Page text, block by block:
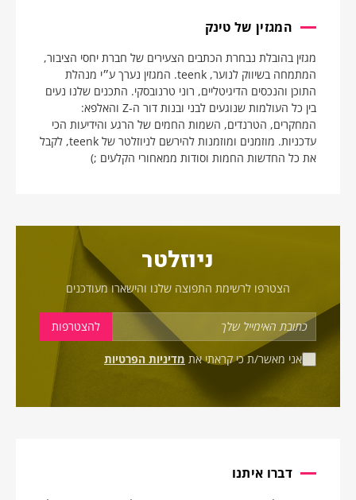
המגזין של טינק
מגזין בהובלת נבחרת הכתבים הצעירים של חברת יחסי הציבור,
המתמחה בשיווק לנוער, teenk. המגזין נערך ע״י מנהלת
התוכן והנכסים הדיגיטליים, רוני טרנובסקי. התכנים שלנו נעים
בין כל העולמות שנוגעים לבני ובנות דור ה-Z והאלפא:
המחקרים, הטרנדים, השמות החמים של הרגע והידיעות הכי
עדכניות. מוזמנים ומוזמנות להירשם לניוזלטר של teenk, לקבל
את כל החדשות החמות וסודות ממאחורי הקלעים ;)
ניוזלטר
הצטרפו לרשימת התפוצה שלנו והישארו מעודכנים
אני מאשר/ת כי קראתי את מדיניות הפרטיות
דברו איתנו